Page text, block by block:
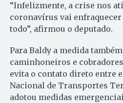
“Infelizmente, a crise nos
coronavírus vai
todo”, afirmou o deputado.
Para Baldy a medida
caminhoneiros e
evita o contato direto entre
Nacional de Transportes
adotou medidas